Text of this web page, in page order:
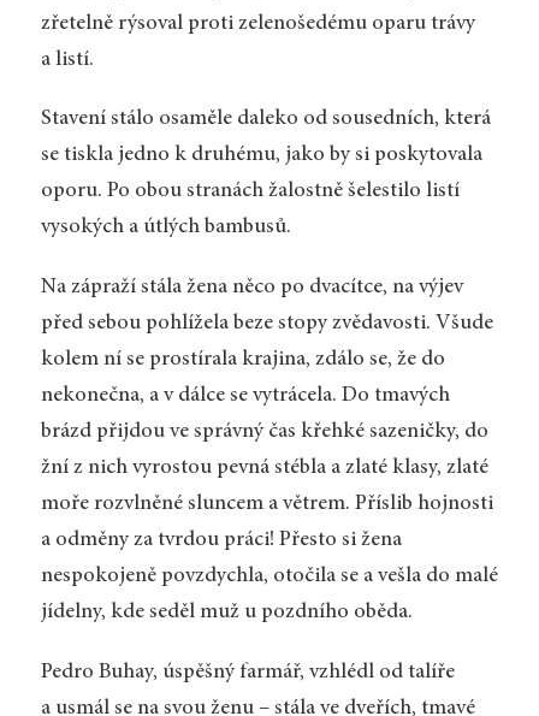
zřetelně rýsoval proti zelenošedému oparu trávy
a listí.
Stavení stálo osaměle daleko od sousedních, která
se tiskla jedno k druhému, jako by si poskytovala
oporu. Po obou stranách žalostně šelestilo listí
vysokých a útlých bambusů.
Na zápraží stála žena něco po dvacítce, na výjev
před sebou pohlížela beze stopy zvědavosti. Všude
kolem ní se prostírala krajina, zdálo se, že do
nekonečna, a v dálce se vytrácela. Do tmavých
brázd přijdou ve správný čas křehké sazeničky, do
žní z nich vyrostou pevná stébla a zlaté klasy, zlaté
moře rozvlněné sluncem a větrem. Příslib hojnosti
a odměny za tvrdou práci! Přesto si žena
nespokojeně povzdychla, otočila se a vešla do malé
jídelny, kde seděl muž u pozdního oběda.
Pedro Buhay, úspěšný farmář, vzhlédl od talíře
a usmál se na svou ženu – stála ve dveřích, tmavé